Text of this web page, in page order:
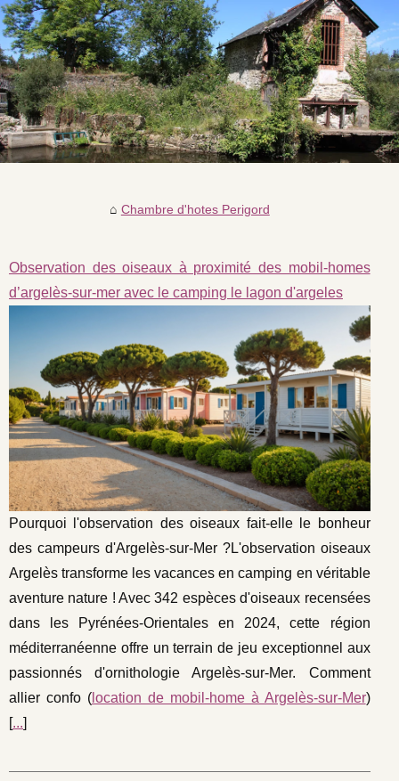
Chambre d'hotes Perigord
Observation des oiseaux à proximité des mobil-homes
d’argelès-sur-mer avec le camping le lagon d'argeles
Pourquoi l'observation des oiseaux fait-elle le bonheur
des campeurs d'Argelès-sur-Mer ?L'observation oiseaux
Argelès transforme les vacances en camping en véritable
aventure nature ! Avec 342 espèces d'oiseaux recensées
dans les Pyrénées-Orientales en 2024, cette région
méditerranéenne offre un terrain de jeu exceptionnel aux
passionnés d'ornithologie Argelès-sur-Mer. Comment
allier confo (location de mobil-home à Argelès-sur-Mer)
...